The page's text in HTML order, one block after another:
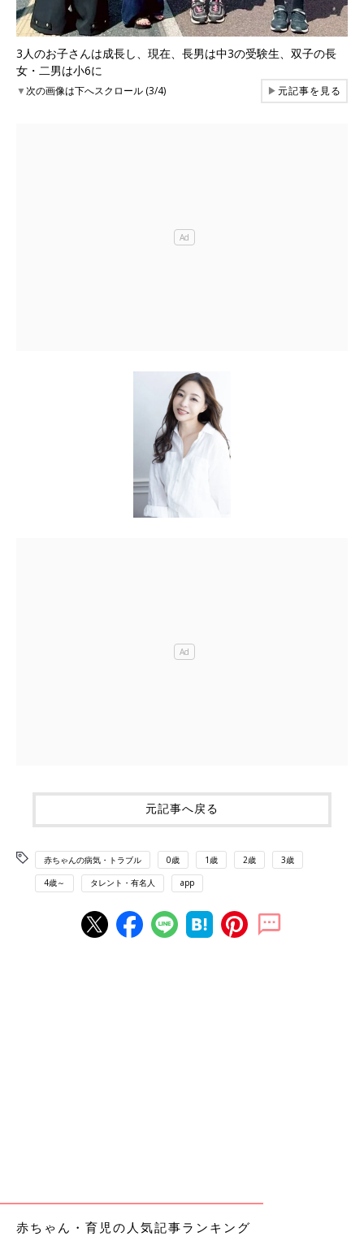
3人のお子さんは成長し、現在、長男は中3の受験生、双子の長
女・二男は小6に
▼次の画像は下へスクロール (3/4) ▶元記事を見る
元記事へ戻る
赤ちゃんの病気・トラブル 0歳 1歳 2歳 3歳
4歳～ タレント・有名人 app
赤ちゃん・育児の人気記事ランキング